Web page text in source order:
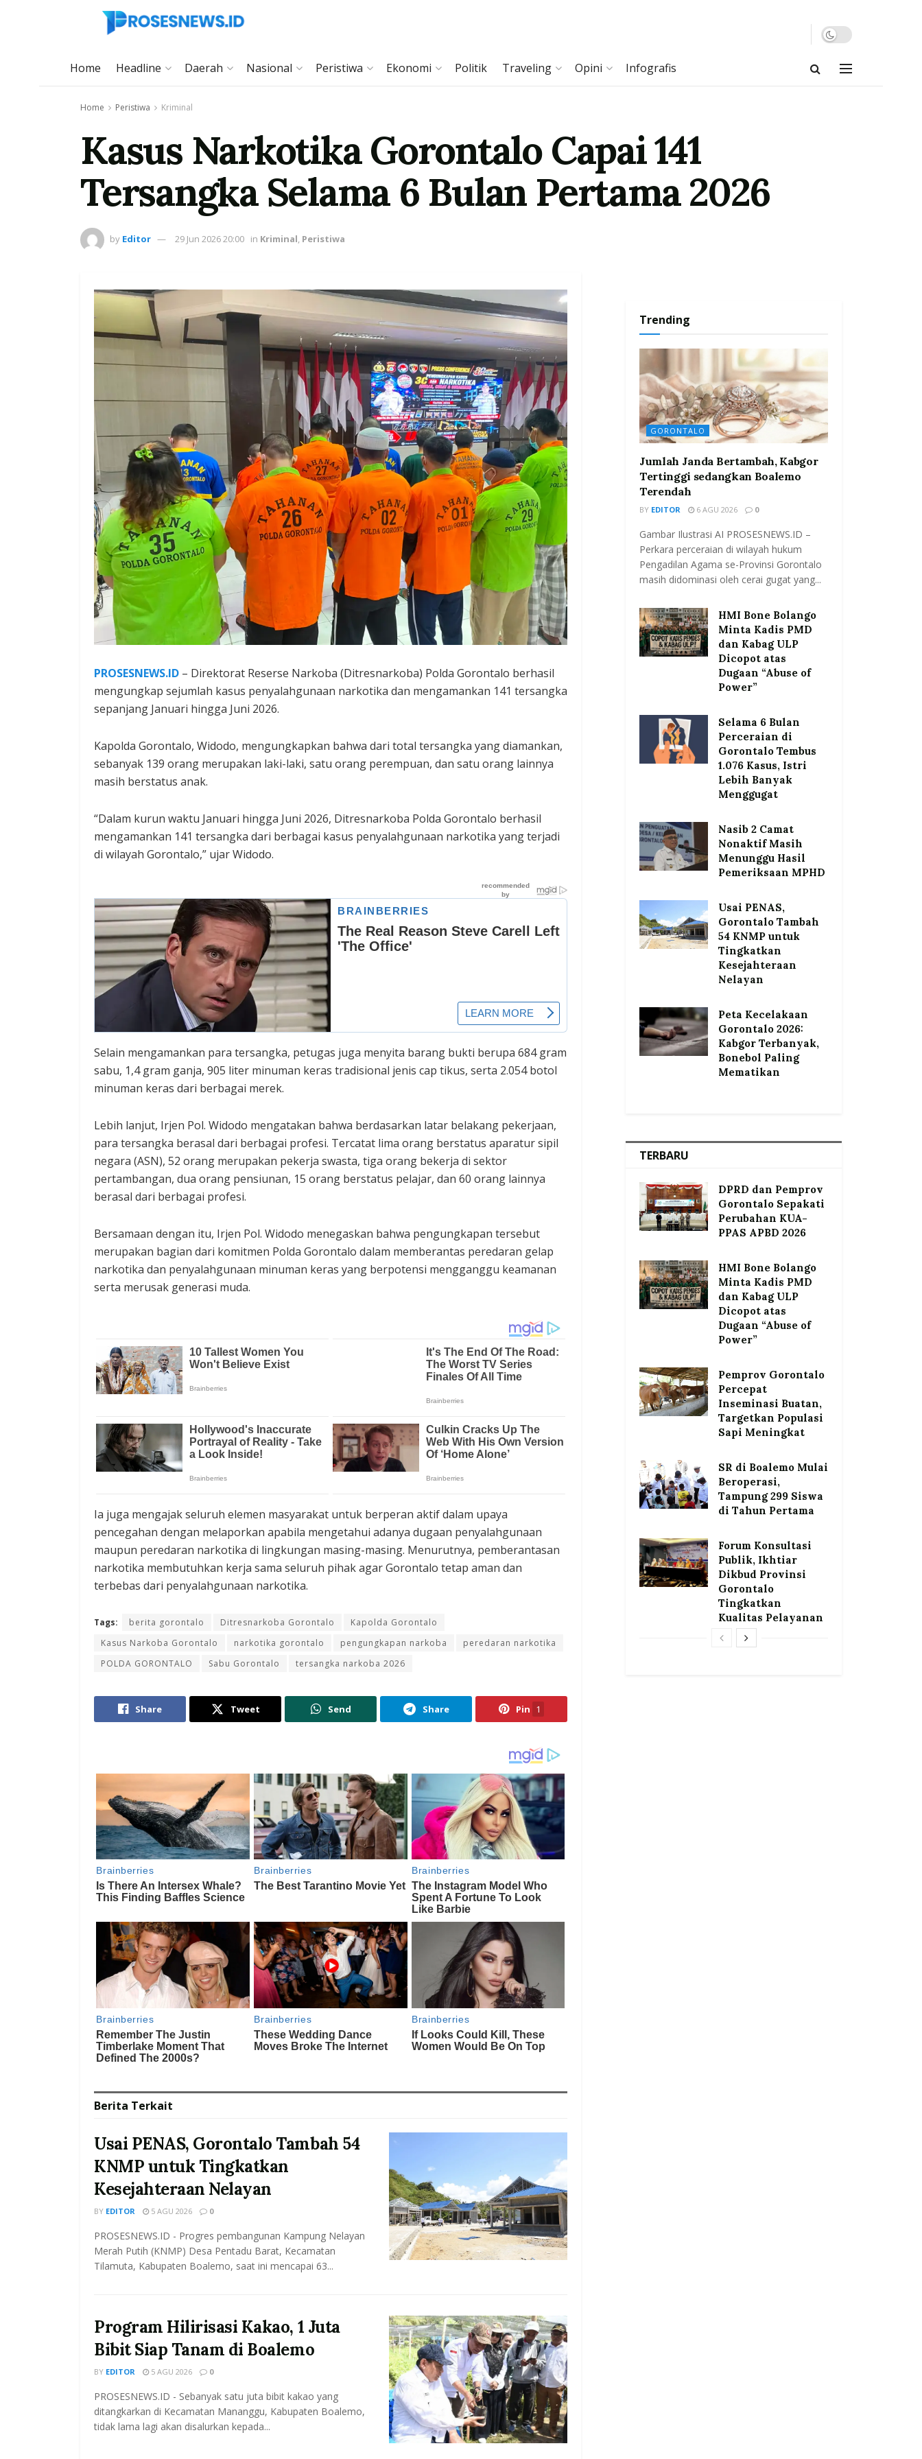
Home Headline Daerah Nasional Peristiwa Ekonomi Politik Traveling Opini Infografis
Home Peristiwa Kriminal
Kasus Narkotika Gorontalo Capai 141
Tersangka Selama 6 Bulan Pertama 2026
by Editor 29 Jun 2026 20:00 in Kriminal, Peristiwa
PROSESNEWS.ID – Direktorat Reserse Narkoba (Ditresnarkoba) Polda Gorontalo berhasil
mengungkap sejumlah kasus penyalahgunaan narkotika dan mengamankan 141 tersangka
sepanjang Januari hingga Juni 2026.
Kapolda Gorontalo, Widodo, mengungkapkan bahwa dari total tersangka yang diamankan,
sebanyak 139 orang merupakan laki-laki, satu orang perempuan, dan satu orang lainnya
masih berstatus anak.
“Dalam kurun waktu Januari hingga Juni 2026, Ditresnarkoba Polda Gorontalo berhasil
mengamankan 141 tersangka dari berbagai kasus penyalahgunaan narkotika yang terjadi
di wilayah Gorontalo,” ujar Widodo.
Selain mengamankan para tersangka, petugas juga menyita barang bukti berupa 684 gram
sabu, 1,4 gram ganja, 905 liter minuman keras tradisional jenis cap tikus, serta 2.054 botol
minuman keras dari berbagai merek.
Lebih lanjut, Irjen Pol. Widodo mengatakan bahwa berdasarkan latar belakang pekerjaan,
para tersangka berasal dari berbagai profesi. Tercatat lima orang berstatus aparatur sipil
negara (ASN), 52 orang merupakan pekerja swasta, tiga orang bekerja di sektor
pertambangan, dua orang pensiunan, 15 orang berstatus pelajar, dan 60 orang lainnya
berasal dari berbagai profesi.
Bersamaan dengan itu, Irjen Pol. Widodo menegaskan bahwa pengungkapan tersebut
merupakan bagian dari komitmen Polda Gorontalo dalam memberantas peredaran gelap
narkotika dan penyalahgunaan minuman keras yang berpotensi mengganggu keamanan
serta merusak generasi muda.
Ia juga mengajak seluruh elemen masyarakat untuk berperan aktif dalam upaya
pencegahan dengan melaporkan apabila mengetahui adanya dugaan penyalahgunaan
maupun peredaran narkotika di lingkungan masing-masing. Menurutnya, pemberantasan
narkotika membutuhkan kerja sama seluruh pihak agar Gorontalo tetap aman dan
terbebas dari penyalahgunaan narkotika.
Tags: berita gorontalo Ditresnarkoba Gorontalo
Kapolda Gorontalo
Kasus Narkoba Gorontalo
narkotika gorontalo pengungkapan narkoba
peredaran narkotika
POLDA GORONTALO
Sabu Gorontalo tersangka narkoba 2026
Share Tweet Send Share Pin 1
Berita Terkait
Usai PENAS, Gorontalo Tambah 54
KNMP untuk Tingkatkan
Kesejahteraan Nelayan
BY EDITOR 5 AGU 2026 0
PROSESNEWS.ID - Progres pembangunan Kampung Nelayan
Merah Putih (KNMP) Desa Pentadu Barat, Kecamatan
Tilamuta, Kabupaten Boalemo, saat ini mencapai 63...
Program Hilirisasi Kakao, 1 Juta
Bibit Siap Tanam di Boalemo
BY EDITOR 5 AGU 2026 0
PROSESNEWS.ID - Sebanyak satu juta bibit kakao yang
ditangkarkan di Kecamatan Mananggu, Kabupaten Boalemo,
tidak lama lagi akan disalurkan kepada...
Trending
GORONTALO
Jumlah Janda Bertambah, Kabgor
Tertinggi sedangkan Boalemo
Terendah
BY EDITOR 6 AGU 2026 0
Gambar Ilustrasi AI PROSESNEWS.ID –
Perkara perceraian di wilayah hukum
Pengadilan Agama se-Provinsi Gorontalo
masih didominasi oleh cerai gugat yang...
HMI Bone Bolango
Minta Kadis PMD
dan Kabag ULP
Dicopot atas
Dugaan “Abuse of
Power”
Selama 6 Bulan
Perceraian di
Gorontalo Tembus
1.076 Kasus, Istri
Lebih Banyak
Menggugat
Nasib 2 Camat
Nonaktif Masih
Menunggu Hasil
Pemeriksaan MPHD
Usai PENAS,
Gorontalo Tambah
54 KNMP untuk
Tingkatkan
Kesejahteraan
Nelayan
Peta Kecelakaan
Gorontalo 2026:
Kabgor Terbanyak,
Bonebol Paling
Mematikan
TERBARU
DPRD dan Pemprov
Gorontalo Sepakati
Perubahan KUA-
PPAS APBD 2026
HMI Bone Bolango
Minta Kadis PMD
dan Kabag ULP
Dicopot atas
Dugaan “Abuse of
Power”
Pemprov Gorontalo
Percepat
Inseminasi Buatan,
Targetkan Populasi
Sapi Meningkat
SR di Boalemo Mulai
Beroperasi,
Tampung 299 Siswa
di Tahun Pertama
Forum Konsultasi
Publik, Ikhtiar
Dikbud Provinsi
Gorontalo
Tingkatkan
Kualitas Pelayanan